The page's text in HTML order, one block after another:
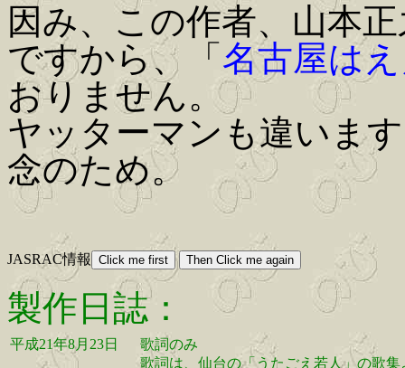
因み、この作者、山本
ですから、「 名古屋は
おりません。
ヤッターマンも違いま
念のため。
JASRAC情報
製作日誌：
平成21年8月23日
歌詞のみ
歌詞は、仙台の「うたごえ若人」の歌集